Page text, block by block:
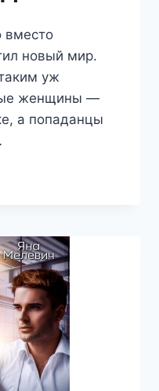
вместо
новый мир.
уж
женщины —
а попаданцы